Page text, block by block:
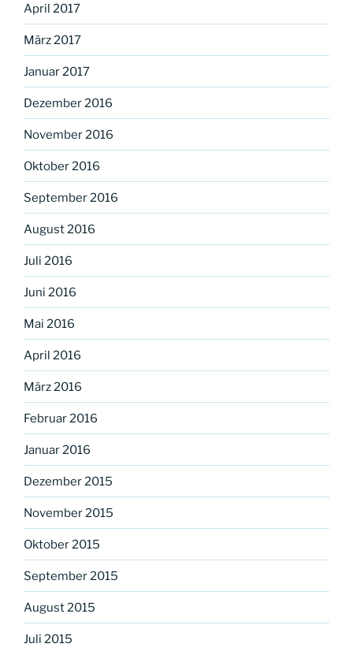
April 2017
März 2017
Januar 2017
Dezember 2016
November 2016
Oktober 2016
September 2016
August 2016
Juli 2016
Juni 2016
Mai 2016
April 2016
März 2016
Februar 2016
Januar 2016
Dezember 2015
November 2015
Oktober 2015
September 2015
August 2015
Juli 2015